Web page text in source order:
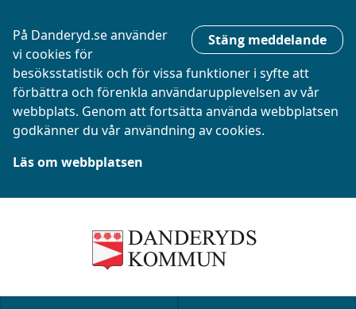
Stäng meddelande
På Danderyd.se använder
vi cookies för
besöksstatistik och för vissa funktioner i syfte att
förbättra och förenkla användarupplevelsen av vår
webbplats. Genom att fortsätta använda webbplatsen
godkänner du vår användning av cookies.
Läs om webbplatsen